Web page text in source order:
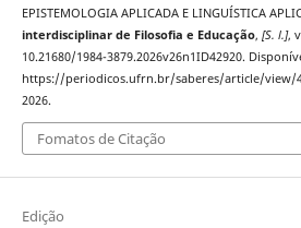
EPISTEMOLOGIA APLICADA E LINGUÍSTICA
interdisciplinar de Filosofia e Educação, [S. l.],
10.21680/1984-3879.2026v26n1ID42920.
https://periodicos.ufrn.br/saberes/article/view/
2026.
Fomatos de Citação
Edição